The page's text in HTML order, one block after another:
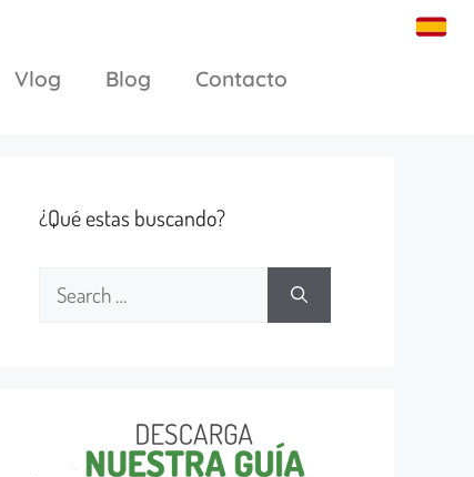
Vlog Blog Contacto
¿Qué estas buscando?